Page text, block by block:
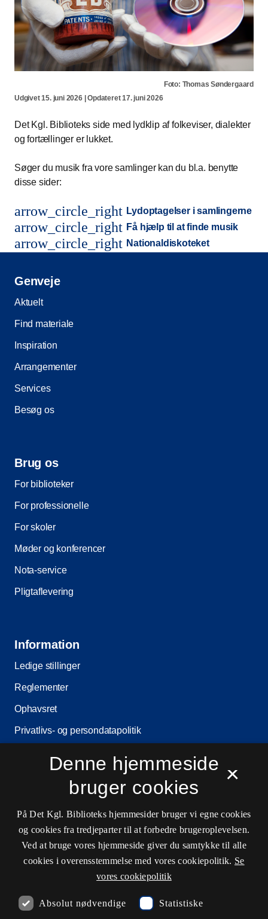
Foto: Thomas Søndergaard
Udgivet 15. juni 2026 | Opdateret 17. juni 2026
Det Kgl. Biblioteks side med lydklip af folkeviser, dialekter
og fortællinger er lukket.
Søger du musik fra vore samlinger kan du bl.a. benytte
disse sider:
arrow_circle_right Lydoptagelser i samlingerne
arrow_circle_right Få hjælp til at finde musik
arrow_circle_right Nationaldiskoteket
Genveje
Aktuelt
Find materiale
Inspiration
Arrangementer
Services
Besøg os
Brug os
For biblioteker
For professionelle
For skoler
Møder og konferencer
Nota-service
Pligtaflevering
Information
Ledige stillinger
Reglementer
Ophavsret
Privatlivs- og persondatapolitik
Cookieindstillinger
Kontaktinformationer
Åbningstider
×
Denne hjemmeside
bruger cookies
På Det Kgl. Biblioteks hjemmesider bruger vi egne cookies
og cookies fra tredjeparter til at forbedre brugeroplevelsen.
Ved at bruge vores hjemmeside giver du samtykke til alle
cookies i overensstemmelse med vores cookiepolitik. Se
vores cookiepolitik
Absolut nødvendige Statistiske